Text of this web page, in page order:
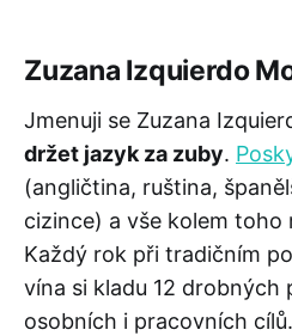
Zuzana Izquierdo
Jmenuji se Zuzana
držet jazyk za zuby.
(angličtina, ruština,
cizince) a vše kolem toho
Každý rok při tradičním
vína si kladu 12 drobných
osobních i pracovních cílů.